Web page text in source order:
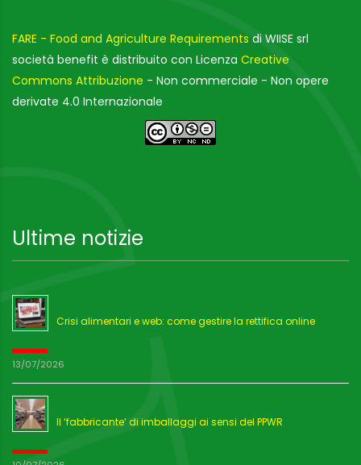
FARE - Food and Agriculture Requirements di WIISE srl
società benefit è distribuito con Licenza Creative
Commons Attribuzione - Non commerciale - Non opere
derivate 4.0 Internazionale
Ultime notizie
Crisi alimentari e web: come gestire la rettifica online
13/07/2026
Il ‘fabbricante’ di imballaggi ai sensi del PPWR